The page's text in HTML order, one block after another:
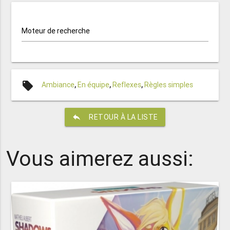
Moteur de recherche
local_offer Ambiance, En équipe, Reflexes, Règles simples
reply RETOUR À LA LISTE
Vous aimerez aussi: